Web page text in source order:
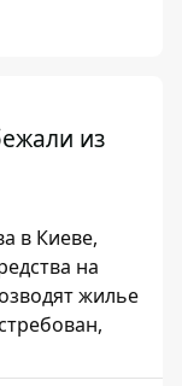
из
в Киеве,
на
жилье